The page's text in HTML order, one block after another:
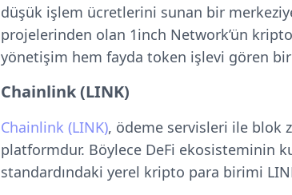
düşük işlem ücretlerini sunan bir
projelerinden olan 1inch Network’ün
yönetişim hem fayda token işlevi gören bir
Chainlink (LINK)
Chainlink (LINK), ödeme servisleri ile blok
platformdur. Böylece DeFi ekosisteminin
standardındaki yerel kripto para birimi